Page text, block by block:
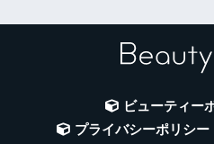
ビューティー
プライバシーポリシー